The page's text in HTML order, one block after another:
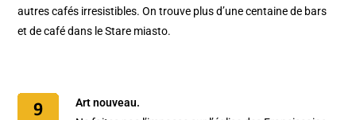
autres cafés irresistibles. On trouve plus d’une centaine de bars
et de café dans le Stare miasto.
Art nouveau.